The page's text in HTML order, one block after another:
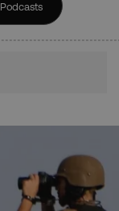
Podcasts